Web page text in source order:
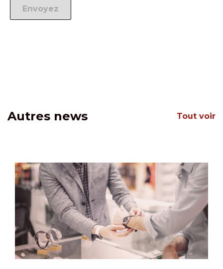
Autres news Tout voir